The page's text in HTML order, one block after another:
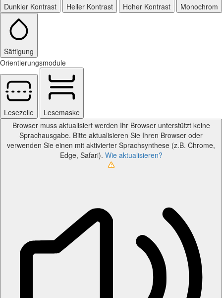
Dunkler Kontrast Heller Kontrast Hoher Kontrast Monochrom
Sättigung
Orientierungsmodule
Lesezeile
Lesemaske
Browser muss aktualisiert werden Ihr Browser unterstützt keine
Sprachausgabe. Bitte aktualisieren Sie Ihren Browser oder
verwenden Sie einen mit aktivierter Sprachsynthese (z.B. Chrome,
Edge, Safari). Wie aktualisieren?